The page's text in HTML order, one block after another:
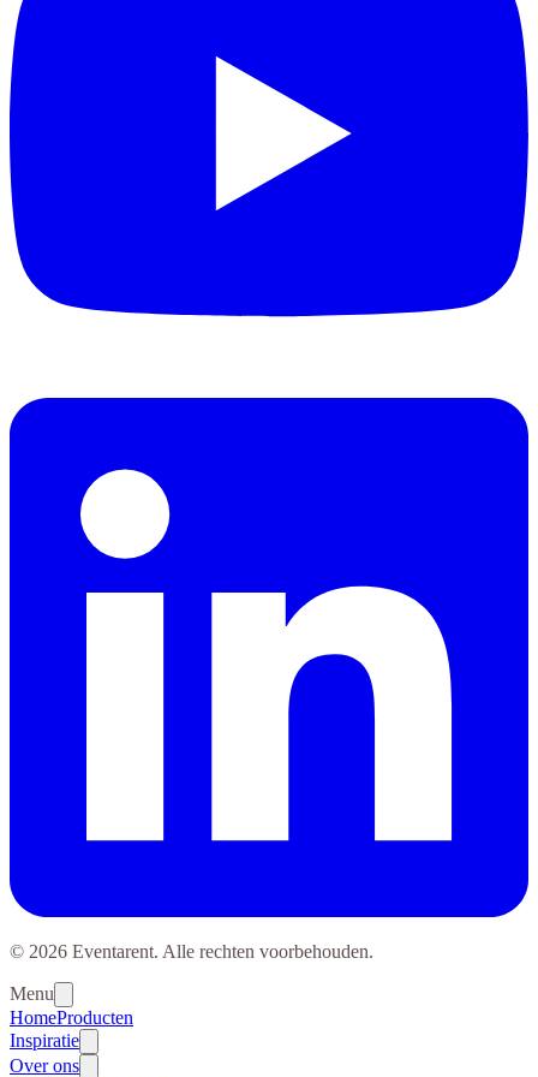
© 2026 Eventarent. Alle rechten voorbehouden.
Menu
HomeProducten
Inspiratie
Over ons